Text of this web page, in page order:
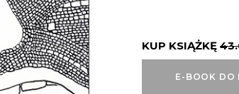
KUP KSIĄŻKĘ
E-BOOK DO